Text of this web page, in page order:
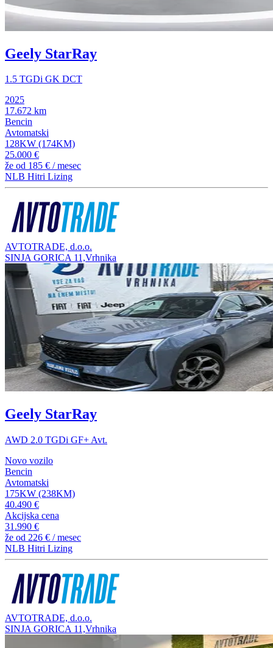
Geely StarRay
1.5 TGDi GK DCT
2025
17.672 km
Bencin
Avtomatski
128KW (174KM)
25.000 €
že od 185 € / mesec
NLB Hitri Lizing
AVTOTRADE, d.o.o.
SINJA GORICA 11,Vrhnika
Geely StarRay
AWD 2.0 TGDi GF+ Avt.
Novo vozilo
Bencin
Avtomatski
175KW (238KM)
40.490 €
Akcijska cena
31.990 €
že od 226 € / mesec
NLB Hitri Lizing
AVTOTRADE, d.o.o.
SINJA GORICA 11,Vrhnika